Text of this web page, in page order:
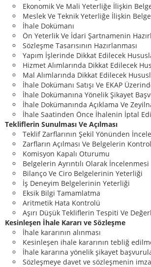
Ekonomik Ve Mali Yeterliğe İlişkin
Meslek Ve Teknik Yeterliğe İlişkin
İhale Dokümanı
Ön Yeterlik Ve İdari Şartnamenin
Sözleşme Tasarısının Hazırlanması
Yapım İşlerinde Dikkat Edilecek
Hizmet Alımlarında Dikkat Edilecek
Mal Alımlarında Dikkat Edilecek
İhale Dokümanı Satışı Ve EKAP
İhale Dokümanına Yönelik Şikayet
İhale Dokümanında Açıklama Ve
İhale Saatinden Önce İhalenin İptal
Tekliflerin Sunulması Ve Açılması
Teklif Zarflarının Şekil Yönünden
Zarfların Açılması Ve Belgelerin
Komisyon Kapalı Oturumu
Belgelerin Ayrıntılı Olarak İncelenmesi
Bilanço Ve Ciro Belgelerinin Yeterliği
İş Deneyim Belgelerinin Yeterliği
Eksik Bilgi Tamamlatma
Aritmetik Hata Kontrolü
Aşırı Düşük Tekliflerin Tespiti Ve
Kesinleşen İhale Kararı ve Sözleşme
İhale kararının alınması
Kesinleşen ihale kararının tebliğ
İhale kararına yönelik şikayet
Sözleşmeye davet ve sözleşmenin